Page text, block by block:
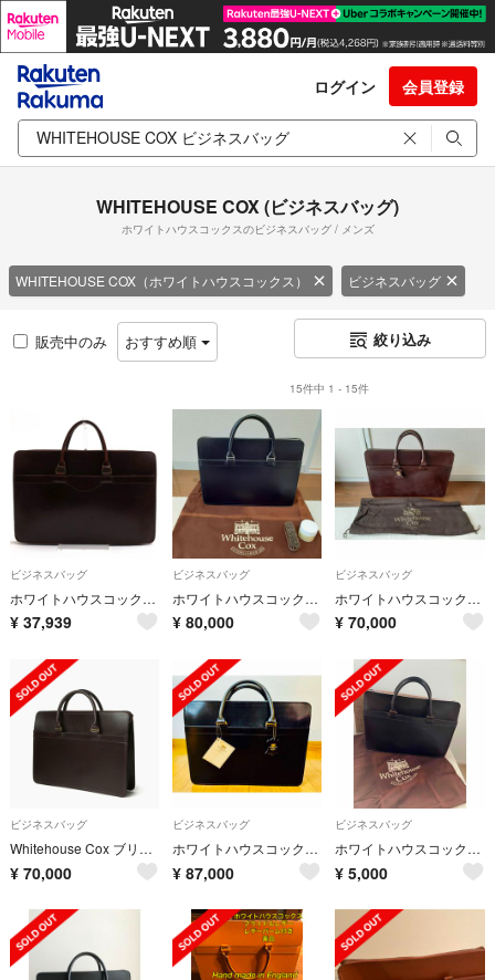
ログイン 会員登録
WHITEHOUSE COX (ビジネスバッグ)
ホワイトハウスコックスのビジネスバッグ / メンズ
WHITEHOUSE COX（ホワイトハウスコックス） ビジネスバッグ
販売中のみ おすすめ順 絞り込み
15件中 1 - 15件
ビジネスバッグ
ホワイトハウスコックス／Whitehouse Cox バッグ ブリーフケース ビジネスバッグ 鞄 ビジネス メンズ 男性 男性用 レザー 革 本革 ダークブラウン 茶 ブラウン L9892 BRIEFCASE BRIDLE
¥ 37,939
ビジネスバッグ
ホワイトハウスコックス ブライドルレザー ブリーフケース ネイビー 定価12万円
¥ 80,000
ビジネスバッグ
ホワイトハウスコックス ブライドルレザー ブリーフケース 濃茶色
¥ 70,000
ビジネスバッグ
Whitehouse Cox ブリーフケース
¥ 70,000
ビジネスバッグ
ホワイトハウスコックス ビジネスバッグ 新品未使用
¥ 87,000
ビジネスバッグ
ホワイトハウスコックス ブリーフケース
¥ 5,000